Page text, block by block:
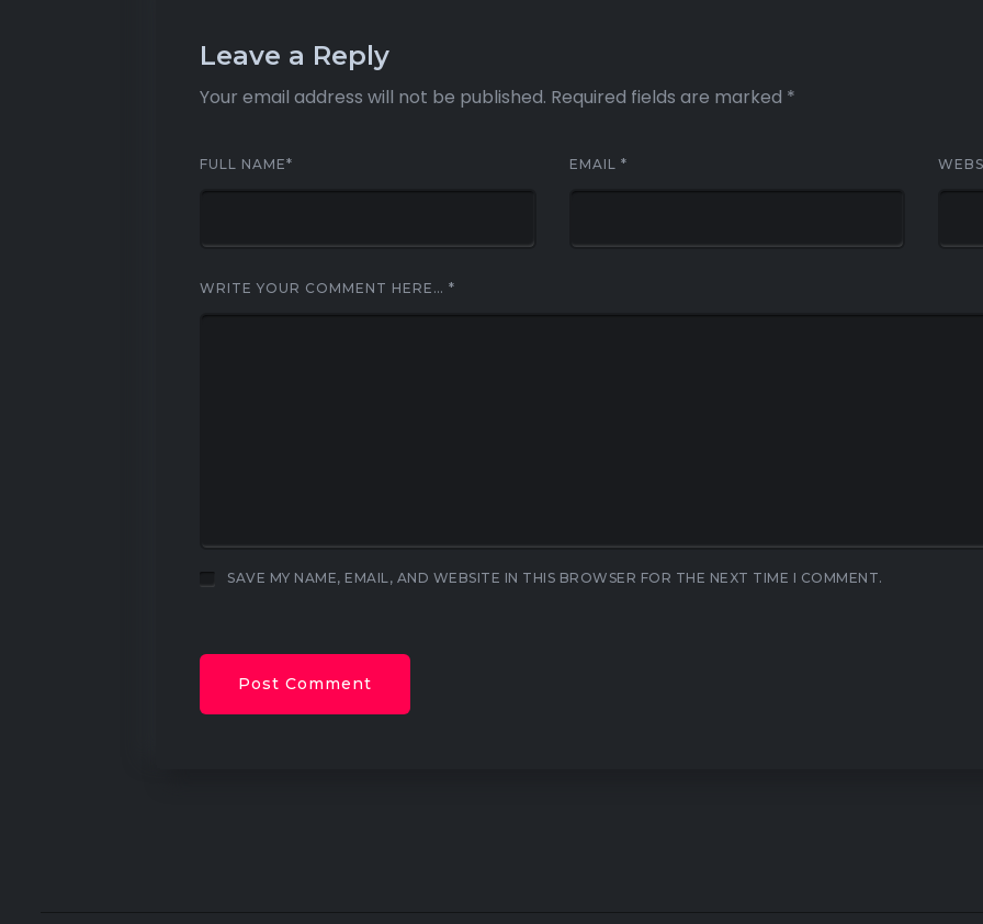
Leave a Reply
Your email address will not be published. Required fields are marked *
FULL NAME* EMAIL *
WRITE YOUR COMMENT HERE… *
SAVE MY NAME, EMAIL, AND WEBSITE IN THIS BROWSER FOR THE NEXT TIME I COMMENT.